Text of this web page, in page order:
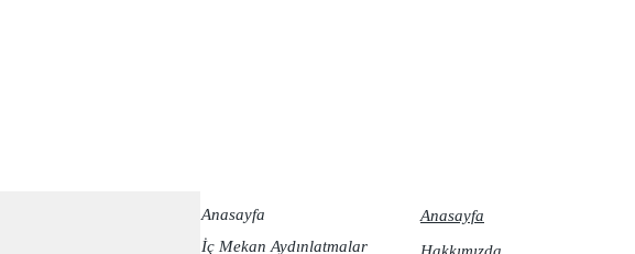
Anasayfa
İç Mekan Aydınlatmalar
Anasayfa